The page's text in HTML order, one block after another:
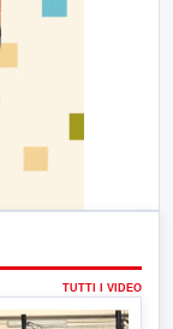
TUTTI I VIDEO